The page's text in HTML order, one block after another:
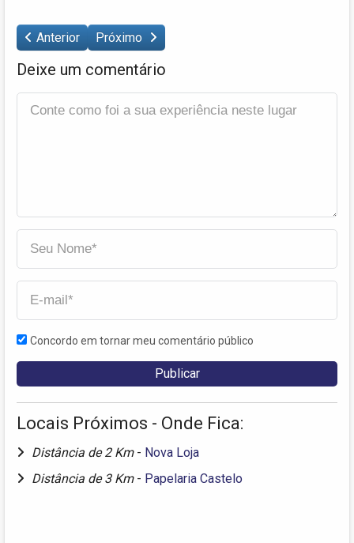
Anterior Próximo
Deixe um comentário
Concordo em tornar meu comentário público
Locais Próximos - Onde Fica:
Distância de 2 Km - Nova Loja
Distância de 3 Km - Papelaria Castelo